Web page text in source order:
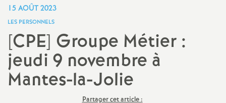
a
15 AOÛT 2023
LES PERSONNELS
[CPE] Groupe Métier :
jeudi 9 novembre à
Mantes-la-Jolie
Partager cet article :